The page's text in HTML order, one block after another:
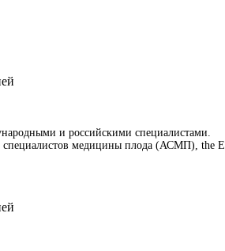
и российскими специалистами.
медицины плода (АСМП), the